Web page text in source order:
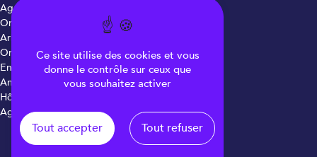
Agence d’événementiel
Organisation événement
Arbre de Noël
Organisation lancement de produit
Entreprise événementiel
Animation commerciale
Hôtesse accueil
Agence d'hôtesses
Ce site utilise des cookies et vous
donne le contrôle sur ceux que
vous souhaitez activer
Tout accepter Tout refuser